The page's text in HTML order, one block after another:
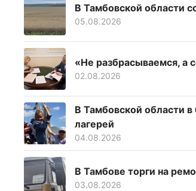
В Тамбовской области
05.08.2026
«Не разбрасываемся, а
02.08.2026
В Тамбовской области
лагерей
04.08.2026
В Тамбове торги на
03.08.2026